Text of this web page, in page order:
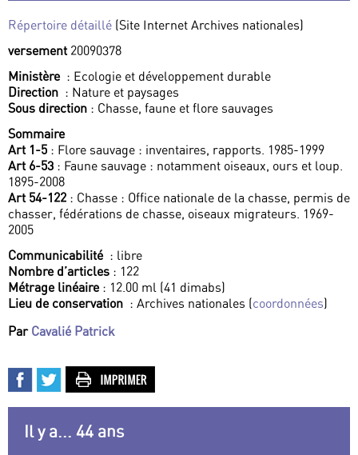
Répertoire détaillé (Site Internet Archives nationales)
versement 20090378
Ministère : Ecologie et développement durable
Direction : Nature et paysages
Sous direction : Chasse, faune et flore sauvages
Sommaire
Art 1-5 : Flore sauvage : inventaires, rapports. 1985-1999
Art 6-53 : Faune sauvage : notamment oiseaux, ours et loup.
1895-2008
Art 54-122 : Chasse : Office nationale de la chasse, permis de
chasser, fédérations de chasse, oiseaux migrateurs. 1969-
2005
Communicabilité : libre
Nombre d’articles : 122
Métrage linéaire: 12.00 ml (41 dimabs)
Lieu de conservation : Archives nationales (coordonnées)
Par Cavalié Patrick
Il y a... 44 ans